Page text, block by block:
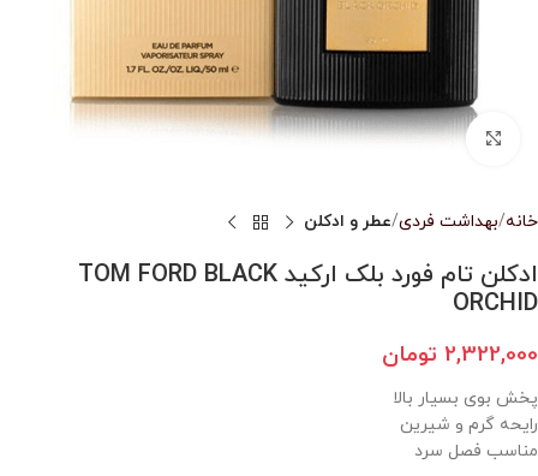
بزرگنمایی تصویر
خانه بهداشت فردی عطر و ادکلن
ادکلن تام فورد بلک ارکید TOM FORD BLACK
ORCHID
2,322,000 تومان
پخش بوی بسیار بالا
رایحه گرم و شیرین
مناسب فصل سرد